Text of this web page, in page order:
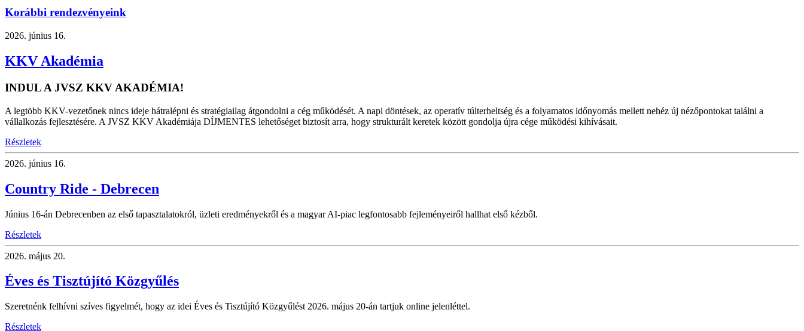
Korábbi rendezvényeink
2026. június 16.
KKV Akadémia
INDUL A JVSZ KKV AKADÉMIA!
A legtöbb KKV-vezetőnek nincs ideje hátralépni és stratégiailag átgondolni a cég működését. A napi döntések, az operatív túlterheltség és a folyamatos időnyomás mellett nehéz új nézőpontokat találni a
vállalkozás fejlesztésére. A JVSZ KKV Akadémiája DÍJMENTES lehetőséget biztosít arra, hogy strukturált keretek között gondolja újra cége működési kihívásait.
Részletek
2026. június 16.
Country Ride - Debrecen
Június 16-án Debrecenben az első tapasztalatokról, üzleti eredményekről és a magyar AI-piac legfontosabb fejleményeiről hallhat első kézből.
Részletek
2026. május 20.
Éves és Tisztújító Közgyűlés
Szeretnénk felhívni szíves figyelmét, hogy az idei Éves és Tisztújító Közgyűlést 2026. május 20-án tartjuk online jelenléttel.
Részletek